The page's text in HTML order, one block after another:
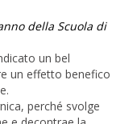
della Scuola di
un bel
un effetto benefico
perché svolge